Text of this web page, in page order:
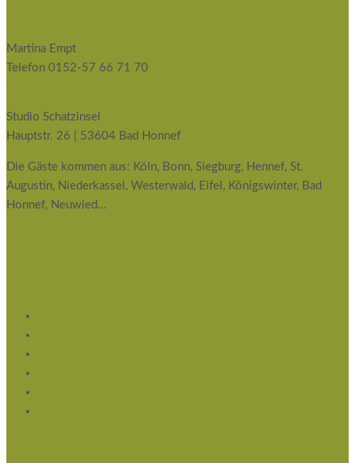
Martina Empt
Telefon 0152-57 66 71 70
Studio Schatzinsel
Hauptstr. 26 | 53604 Bad Honnef
Die Gäste kommen aus: Köln, Bonn, Siegburg, Hennef, St.
Augustin, Niederkassel, Westerwald, Eifel, Königswinter, Bad
Honnef, Neuwied…